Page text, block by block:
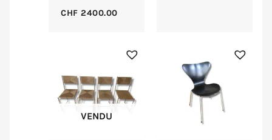
CHF 2400.00
VENDU